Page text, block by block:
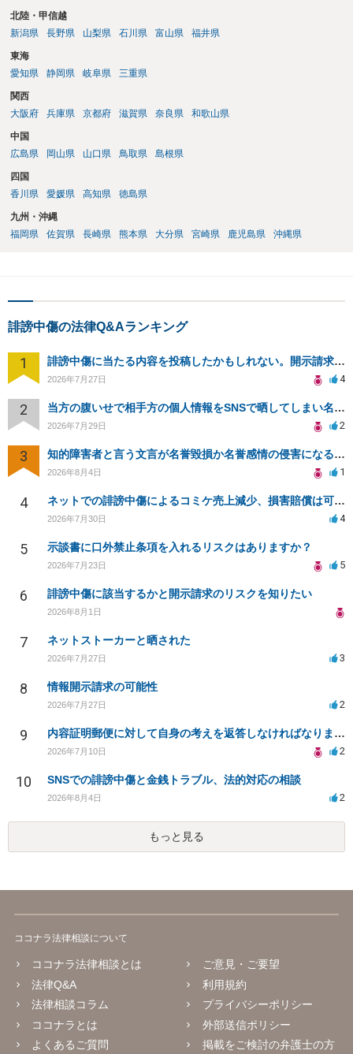
北陸・甲信越
新潟県
長野県 山梨県 石川県 富山県 福井県
東海
愛知県
静岡県 岐阜県 三重県
関西
大阪府
兵庫県 京都府 滋賀県 奈良県 和歌山県
中国
広島県
岡山県 山口県 鳥取県 島根県
四国
香川県
愛媛県 高知県 徳島県
九州・沖縄
福岡県
佐賀県 長崎県 熊本県 大分県 宮崎県 鹿児島県 沖縄県
誹謗中傷の法律Q&Aランキング
1 誹謗中傷に当たる内容を投稿したかもしれない。開示請求や民事刑事裁判に発展しうるのか教えて欲しい。
2026年7月27日 4
2 当方の腹いせで相手方の個人情報をSNSで晒してしまい名誉毀損させてしまったかもしれない
2026年7月29日 2
3 知的障害者と言う文言が名誉毀損か名誉感情の侵害になるか教えてほしい。
2026年8月4日 1
4 ネットでの誹謗中傷によるコミケ売上減少、損害賠償は可能か？
2026年7月30日 4
5 示談書に口外禁止条項を入れるリスクはありますか？
2026年7月23日 5
6 誹謗中傷に該当するかと開示請求のリスクを知りたい
2026年8月1日
7 ネットストーカーと晒された
2026年7月27日 3
8 情報開示請求の可能性
2026年7月27日 2
9 内容証明郵便に対して自身の考えを返答しなければなりませんか？
2026年7月10日 2
10 SNSでの誹謗中傷と金銭トラブル、法的対応の相談
2026年8月4日 2
もっと見る
ココナラ法律相談について
ココナラ法律相談とは
法律Q&A
法律相談コラム
ココナラとは
よくあるご質問
ご意見・ご要望
利用規約
プライバシーポリシー
外部送信ポリシー
掲載をご検討の弁護士の方